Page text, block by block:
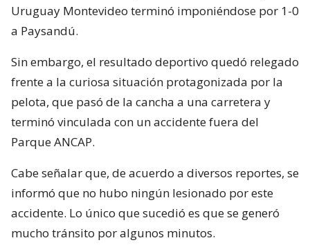
Uruguay Montevideo terminó imponiéndose por 1-0
a Paysandú.
Sin embargo, el resultado deportivo quedó relegado
frente a la curiosa situación protagonizada por la
pelota, que pasó de la cancha a una carretera y
terminó vinculada con un accidente fuera del
Parque ANCAP.
Cabe señalar que, de acuerdo a diversos reportes, se
informó que no hubo ningún lesionado por este
accidente. Lo único que sucedió es que se generó
mucho tránsito por algunos minutos.